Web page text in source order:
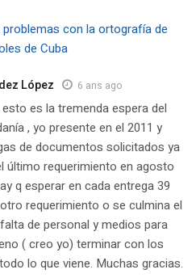
con la ortografía de
de Cuba
López 6 ans ago
es la tremenda espera del
, yo presente en el 2011 y
de documentos solicitados ya
último requerimiento en agosto
q esperar en cada entrega 39
requerimiento o se culmina el
de personal y medios para
( creo yo) terminar con los
lo que viene. Muchas gracias.